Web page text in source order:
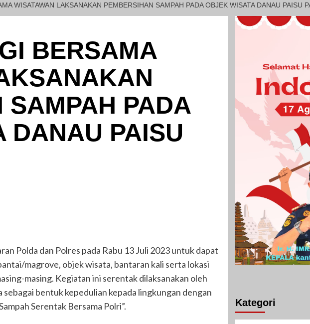
WISATAWAN LAKSANAKAN PEMBERSIHAN SAMPAH PADA OBJEK WISATA DANAU PAISU
BERSAMA
SAMPAH PADA
DANAU PAISU
Polda dan Polres pada Rabu 13 Juli 2023 untuk dapat
magrove, objek wisata, bantaran kali serta lokasi
masing. Kegiatan ini serentak dilaksanakan oleh
bentuk kepedulian kepada lingkungan dengan
Serentak Bersama Polri”.
Kategori